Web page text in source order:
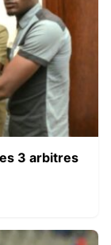
3 arbitres